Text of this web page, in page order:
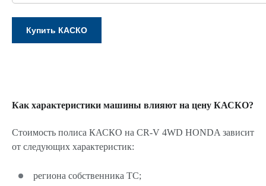
Как характеристики машины влияют на цену КАСКО?
Стоимость полиса КАСКО на CR-V 4WD HONDA зависит
от следующих характеристик:
региона собственника ТС;